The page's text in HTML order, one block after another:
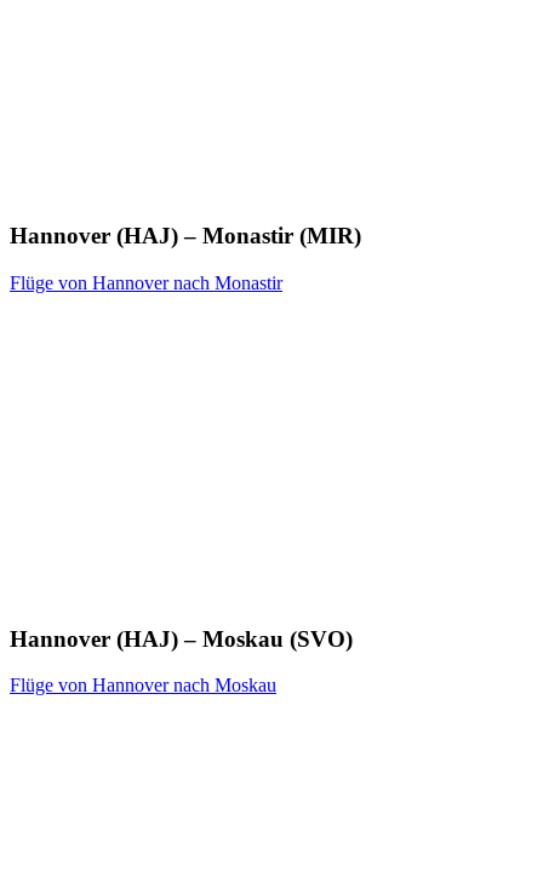
Hannover (HAJ) – Monastir (MIR)
Flüge von Hannover nach Monastir
Hannover (HAJ) – Moskau (SVO)
Flüge von Hannover nach Moskau